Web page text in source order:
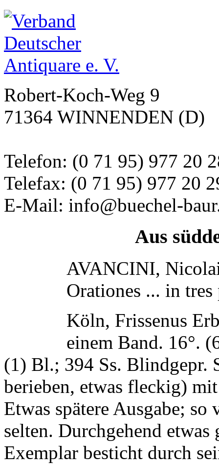
Robert-Koch-Weg 9
71364 WINNENDEN (D)
Telefon: (0 71 95) 977 20
Telefax: (0 71 95) 977 20
E-Mail: info@buechel-
Aus
AVANCINI,
Orationes ... in tres
Köln, Frissenus
einem Band. 16°.
(1) Bl.; 394 Ss. Blindgepr.
berieben, etwas fleckig)
Etwas spätere Ausgabe;
selten. Durchgehend
Exemplar besticht durch